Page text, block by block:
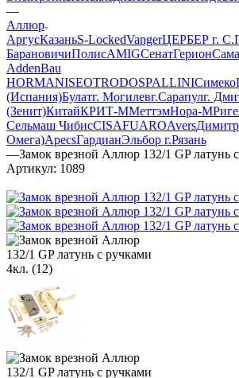
—
Аллюр
АргусКазаньS-LockedVangerЦЕРБЕР г.
БарановичиПолисAMIGСенатГерион
AddenBau
HORMANISEOTRODOSPALLINI
(Испания)Булатг. Могилевг.Сарапулг.
(Зенит)КитайКРИТ-ММеттэмНора-М
Сельмаш ЧибисCISAFUAROAvers
Омега)ApecsГардианЭльбор г.Рязань
—Замок врезной Аллюр 132/1 GP латунь
Артикул: 1089